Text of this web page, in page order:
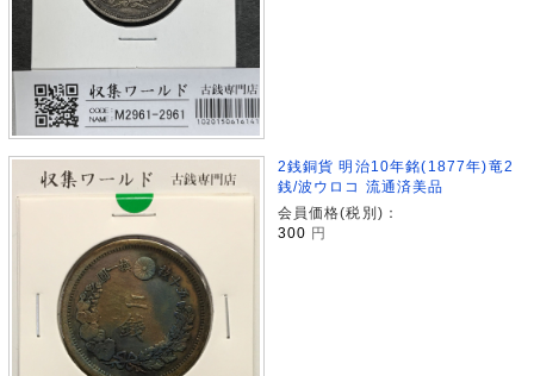
2銭銅貨 明治10年銘(1877年)竜2
銭/波ウロコ 流通済美品
会員価格(税別)：
300 円